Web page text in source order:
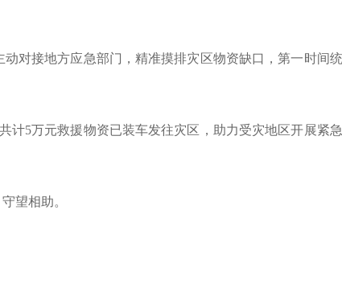
动对接地方应急部门，精准摸排灾区物资缺口，第一时间
计5万元救援物资已装车发往灾区，助力受灾地区开展紧
望相助。